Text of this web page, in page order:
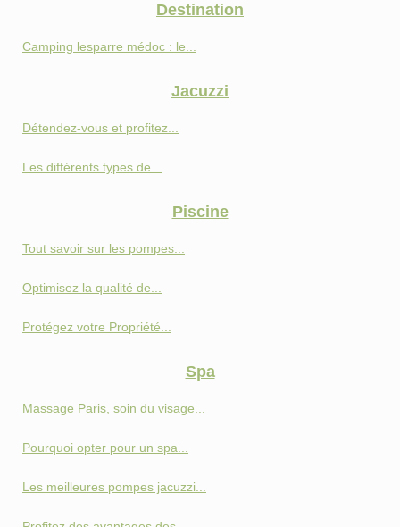
Destination
Camping lesparre médoc : le...
Jacuzzi
Détendez-vous et profitez...
Les différents types de...
Piscine
Tout savoir sur les pompes...
Optimisez la qualité de...
Protégez votre Propriété...
Spa
Massage Paris, soin du visage...
Pourquoi opter pour un spa...
Les meilleures pompes jacuzzi...